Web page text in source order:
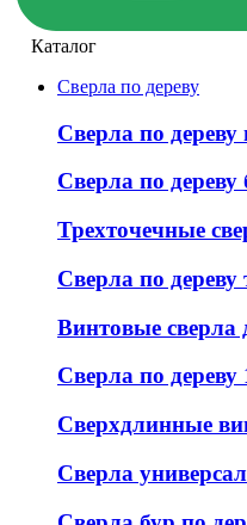
Каталог
Сверла по дереву
Сверла по
Сверла по
Трехточечные
Сверла по
Винтовые сверла
Сверла по
Сверхдлинные
Сверла